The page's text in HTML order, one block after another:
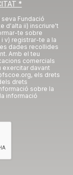
*
seva Fundació
d'alta ii) inscriure't
te sobre
v) registrar-te a la
dades recollides
Amb el teu
comercials
davant
els drets
drets
sobre la
informació